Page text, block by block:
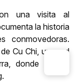
una visita al
la historia
conmovedoras.
Cu Chi, una red
donde podrás